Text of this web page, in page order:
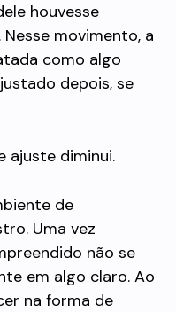
houvesse
movimento, a
como algo
depois, se
ajuste diminui.
de
Uma vez
não se
em algo claro. Ao
na forma de